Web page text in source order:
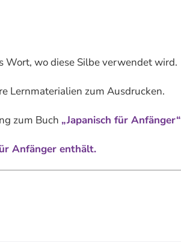
Wort, wo diese Silbe verwendet wird.
Lernmaterialien zum Ausdrucken.
zum Buch „Japanisch für Anfänger“
Anfänger enthält.